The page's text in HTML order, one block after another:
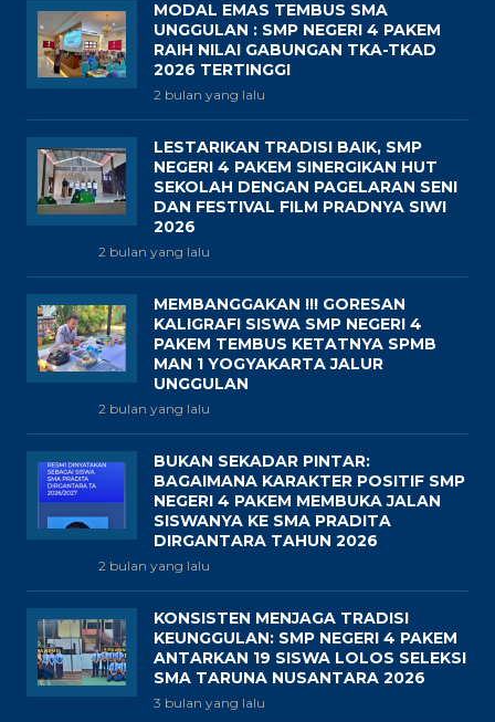
MODAL EMAS TEMBUS SMA
UNGGULAN : SMP NEGERI 4 PAKEM
RAIH NILAI GABUNGAN TKA-TKAD
2026 TERTINGGI
2 bulan yang lalu
LESTARIKAN TRADISI BAIK, SMP
NEGERI 4 PAKEM SINERGIKAN HUT
SEKOLAH DENGAN PAGELARAN SENI
DAN FESTIVAL FILM PRADNYA SIWI
2026
2 bulan yang lalu
MEMBANGGAKAN !!! GORESAN
KALIGRAFI SISWA SMP NEGERI 4
PAKEM TEMBUS KETATNYA SPMB
MAN 1 YOGYAKARTA JALUR
UNGGULAN
2 bulan yang lalu
BUKAN SEKADAR PINTAR:
BAGAIMANA KARAKTER POSITIF SMP
NEGERI 4 PAKEM MEMBUKA JALAN
SISWANYA KE SMA PRADITA
DIRGANTARA TAHUN 2026
2 bulan yang lalu
KONSISTEN MENJAGA TRADISI
KEUNGGULAN: SMP NEGERI 4 PAKEM
ANTARKAN 19 SISWA LOLOS SELEKSI
SMA TARUNA NUSANTARA 2026
3 bulan yang lalu